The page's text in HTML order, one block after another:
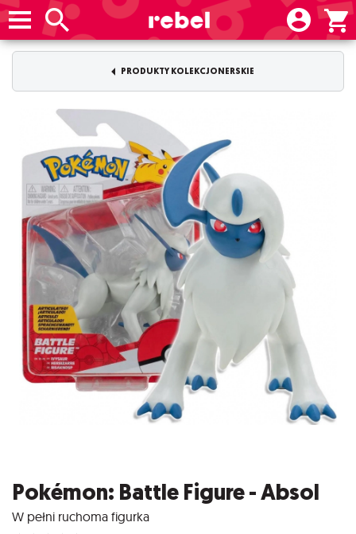
PRODUKTY KOLEKCJONERSKIE
Pokémon: Battle Figure - Absol
W pełni ruchoma figurka